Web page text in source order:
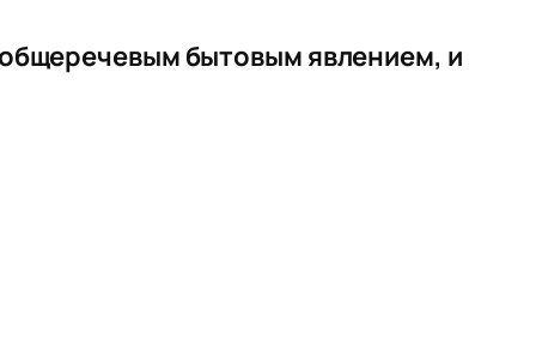
бытовым явлением, и